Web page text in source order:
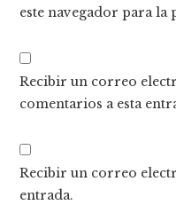
este navegador para la
Recibir un correo
comentarios a esta
Recibir un correo
entrada.